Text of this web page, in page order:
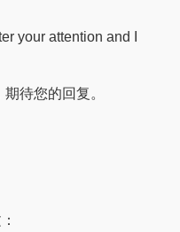
your attention and I
待您的回复。